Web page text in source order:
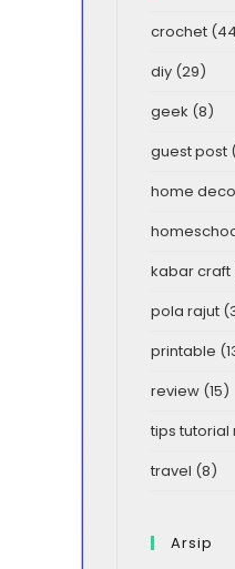
crochet
diy (29)
geek (8)
guest post
home
kabar craft
pola rajut
printable
review (15)
tips tutorial
travel (8)
Arsip